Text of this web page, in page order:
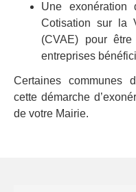
Une exonération
Cotisation sur la
(CVAE) pour
entreprises
Certaines communes
cette démarche
de votre Mairie.